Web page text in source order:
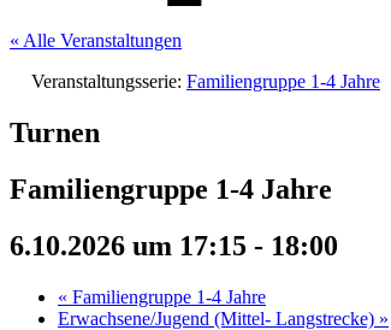
« Alle Veranstaltungen
Veranstaltungsserie: Familiengruppe 1-4 Jahre
Turnen
Familiengruppe 1-4 Jahre
6.10.2026 um 17:15 - 18:00
« Familiengruppe 1-4 Jahre
Erwachsene/Jugend (Mittel- Langstrecke) »